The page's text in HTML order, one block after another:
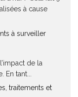
à cause
à surveiller
de la
tant...
traitements et